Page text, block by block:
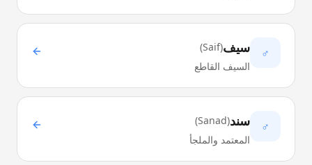
♂ سيف(
Saif
)
السيف القاطع
♂ سند(
Sanad
)
المعتمد والملجأ